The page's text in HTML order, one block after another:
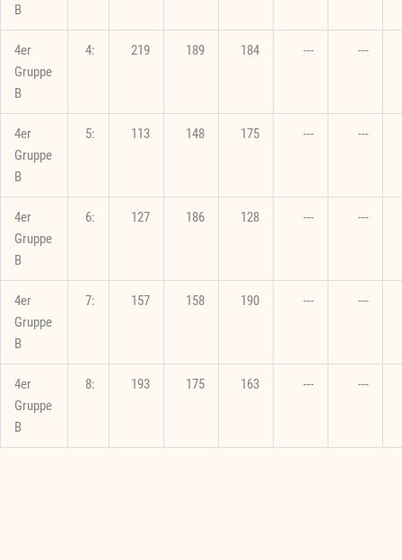
B
4er
Gruppe
B
4: 219 189 184 --- ---
4er
Gruppe
B
5: 113 148 175 --- ---
4er
Gruppe
B
6: 127 186 128 --- ---
4er
Gruppe
B
7: 157 158 190 --- ---
4er
Gruppe
B
8: 193 175 163 --- ---